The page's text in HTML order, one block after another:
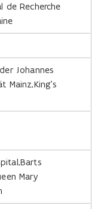
de Recherche
Johannes
Mainz,King's
Mary